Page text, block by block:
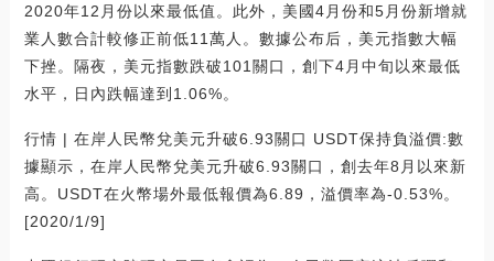
2020年12月份以來最低值。此外，美國4月份和5月份新增就
業人數合計較修正前低11萬人。數據公布后，美元指數大幅
下挫。隔夜，美元指數跌破101關口，創下4月中旬以來最低
水平，日內跌幅達到1.06%。
行情 | 在岸人民幣兌美元升破6.93關口 USDT保持負溢價:數
據顯示，在岸人民幣兌美元升破6.93關口，創去年8月以來新
高。USDT在火幣場外最低報價為6.89，溢價率為-0.53%。
[2020/1/9]